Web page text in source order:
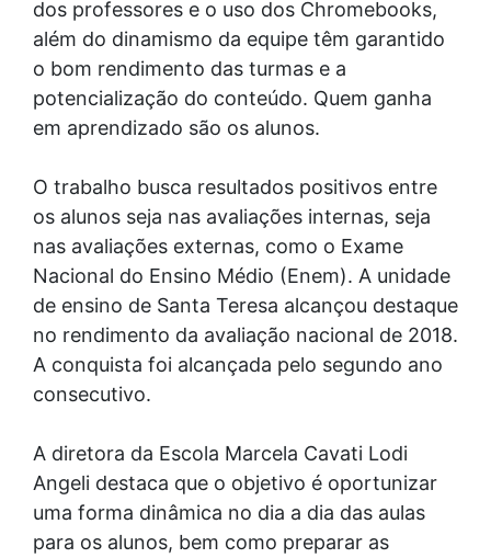
dos professores e o uso dos Chromebooks,
além do dinamismo da equipe têm garantido
o bom rendimento das turmas e a
potencialização do conteúdo. Quem ganha
em aprendizado são os alunos.
O trabalho busca resultados positivos entre
os alunos seja nas avaliações internas, seja
nas avaliações externas, como o Exame
Nacional do Ensino Médio (Enem). A unidade
de ensino de Santa Teresa alcançou destaque
no rendimento da avaliação nacional de 2018.
A conquista foi alcançada pelo segundo ano
consecutivo.
A diretora da Escola Marcela Cavati Lodi
Angeli destaca que o objetivo é oportunizar
uma forma dinâmica no dia a dia das aulas
para os alunos, bem como preparar as